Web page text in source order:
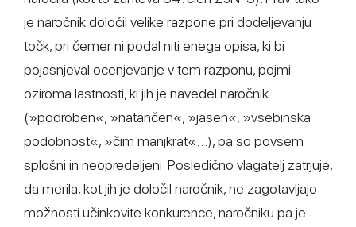
je naročnik določil velike razpone pri dodeljevanju
točk, pri čemer ni podal niti enega opisa, ki bi
pojasnjeval ocenjevanje v tem razponu, pojmi
oziroma lastnosti, ki jih je navedel naročnik
(»podroben«, »natančen«, »jasen«, »vsebinska
podobnost«, »čim manjkrat«…), pa so povsem
splošni in neopredeljeni. Posledično vlagatelj zatrjuje,
da merila, kot jih je določil naročnik, ne zagotavljajo
možnosti učinkovite konkurence, naročniku pa je